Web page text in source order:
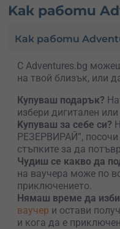
Kак работи
Как работи
С Adventures.bg
на твой близък, или
Купуваш подарък?
избери дигитален
Kупуваш за себе си?
РЕЗЕРВИРАЙ”,
стъпките за да
Чудиш се какво да
на ваучера може по
приключението.
Нямаш време да
ваучер и остави
и кога да е